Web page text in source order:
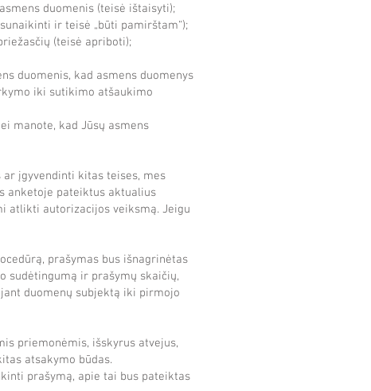
duomenis (teisė ištaisyti);
ir teisė „būti pamirštam“);
(teisė apriboti);
duomenis, kad asmens duomenys
iki sutikimo atšaukimo
manote, kad Jūsų asmens
įgyvendinti kitas teises, mes
anketoje pateiktus aktualius
atlikti autorizacijos veiksmą. Jeigu
prašymas bus išnagrinėtas
sudėtingumą ir prašymų skaičių,
duomenų subjektą iki pirmojo
priemonėmis, išskyrus atvejus,
atsakymo būdas.
prašymą, apie tai bus pateiktas